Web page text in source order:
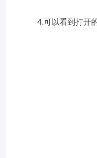
4.可以看到打开的